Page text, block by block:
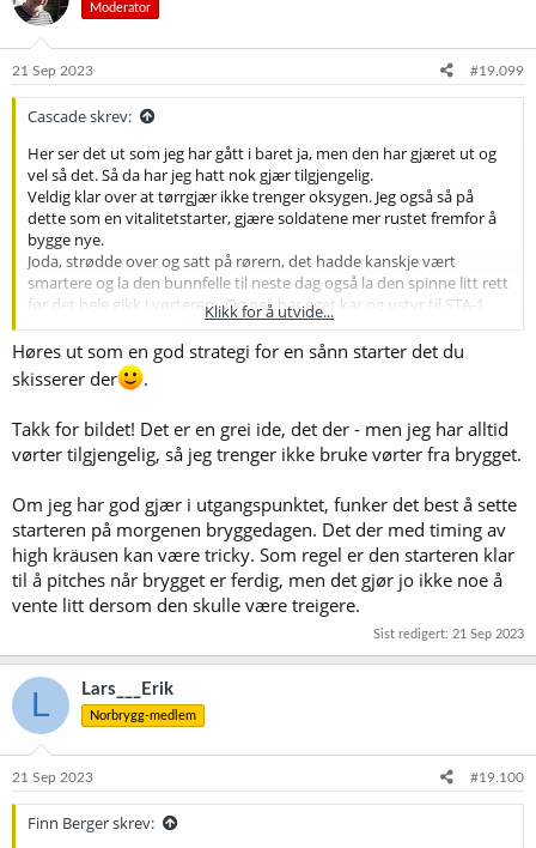
j
o
e
Moderator
21 Sep 2023 #19.099
Cascade skrev:
Her ser det ut som jeg har gått i baret ja, men den har gjæret ut og
vel så det. Så da har jeg hatt nok gjær tilgjengelig.
Veldig klar over at tørrgjær ikke trenger oksygen. Jeg også så på
dette som en vitalitetstarter, gjære soldatene mer rustet fremfor å
bygge nye.
Joda, strødde over og satt på rørern, det hadde kanskje vært
smartere og la den bunnfelle til neste dag også la den spinne litt rett
før det hele gikk i vørteren.. Og nei, har eget kar og ustyr til STA-1
gjær og foretrekker kun BE-134 i mine Saisoner.
Ikke rart du ikke fant artikkelen, jeg blandet her. Den stod under tips
og triks i Zymurgy bladet, fikk til et dårlig bilde.
Vis vedlegget 64194
Klikk for å utvide...
Høres ut som en god strategi for en sånn starter det du
skisserer der
.
Takk for bildet! Det er en grei ide, det der - men jeg har alltid
vørter tilgjengelig, så jeg trenger ikke bruke vørter fra brygget.
Om jeg har god gjær i utgangspunktet, funker det best å sette
starteren på morgenen bryggedagen. Det der med timing av
high kräusen kan være tricky. Som regel er den starteren klar
til å pitches når brygget er ferdig, men det gjør jo ikke noe å
vente litt dersom den skulle være treigere.
Sist redigert: 21 Sep 2023
L Lars___Erik
Norbrygg-medlem
21 Sep 2023 #19.100
Finn Berger skrev: